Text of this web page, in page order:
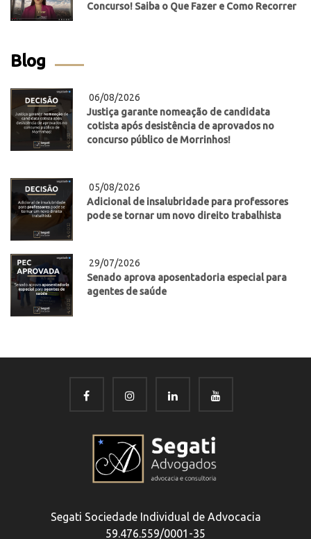
Concurso! Saiba o Que Fazer e Como Recorrer
Blog
06/08/2026
Justiça garante nomeação de candidata
cotista após desistência de aprovados no
concurso público de Morrinhos!
05/08/2026
Adicional de insalubridade para professores
pode se tornar um novo direito trabalhista
29/07/2026
Senado aprova aposentadoria especial para
agentes de saúde
Segati Sociedade Individual de Advocacia
59.476.559/0001-35